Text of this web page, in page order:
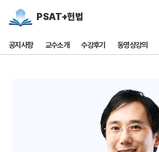
PSAT+헌법
공지사항 교수소개 수강후기 동영상강의